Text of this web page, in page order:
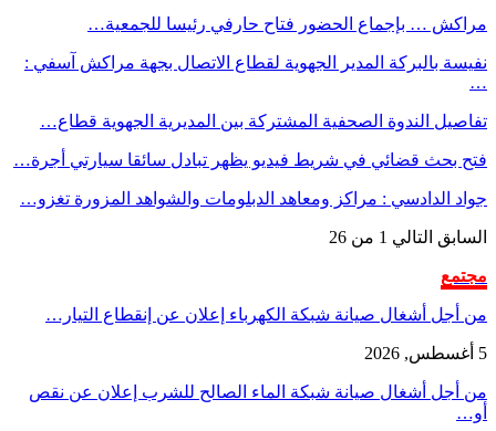
مراكش … بإجماع الحضور فتاح حارفي رئيسا للجمعية…
نفيسة بالبركة المدير الجهوية لقطاع الاتصال بجهة مراكش آسفي :
…
تفاصيل الندوة الصحفية المشتركة بين المديرية الجهوية قطاع…
فتح بحث قضائي في شريط فيديو يظهر تبادل سائقا سيارتي أجرة…
جواد الدادسي : مراكز ومعاهد الدبلومات والشواهد المزورة تغزو…
السابق التالي 1 من 26
مجتمع
من أجل أشغال صيانة شبكة الكهرباء إعلان عن إنقطاع التيار…
5 أغسطس, 2026
من أجل أشغال صيانة شبكة الماء الصالح للشرب إعلان عن نقص
أو…